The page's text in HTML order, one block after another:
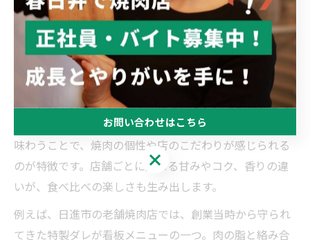
の配合を守り続け、独自の味を磨き上げています。これ
らのタレは、肉の旨みを包み込み、コク深い味わいを与
えることで、焼肉体験そのものを格上げします。
伝統タレの多くは、醤油をベースに、にんにくや果物、
味噌、香辛料などの素材を絶妙なバランスで調和させて
います。そのため、単なる調味料ではなく、肉と一緒に
味わうことで、焼肉の個性や店のこだわりが感じられる
のが特徴です。店舗ごとに異なる甘みやコク、香りの違
いが、食べ比べの楽しさも生み出します。
例えば、日進市の老舗焼肉店では、創業当時から守られ
てきた特製ダレが看板メニューの一つ。肉の脂と絡み合
お問い合わせはこちら
お問い合わせはこちら